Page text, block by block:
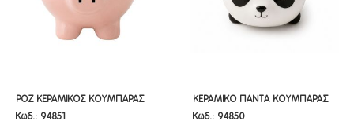
ΡΟΖ ΚΕΡΑΜΙΚΟΣ ΚΟΥΜΠΑΡΑΣ
ΓΟΥΡΟΥΝΑΚΙ 21Χ17Χ20ΕΚ
ΡΟΖ ΚΕΡΑΜΙΚΟΣ ΚΟΥΜΠΑΡΑΣ
ΓΟΥΡΟΥΝΑΚΙ 21Χ17Χ20ΕΚ
Κωδ.: 94851
ΚΕΡΑΜΙΚΟ ΠΑΝΤΑ ΚΟΥΜΠΑΡΑΣ
20Χ14Χ12ΕΚ
ΚΕΡΑΜΙΚΟ ΠΑΝΤΑ ΚΟΥΜΠΑΡΑΣ
20Χ14Χ12ΕΚ
Κωδ.: 94850